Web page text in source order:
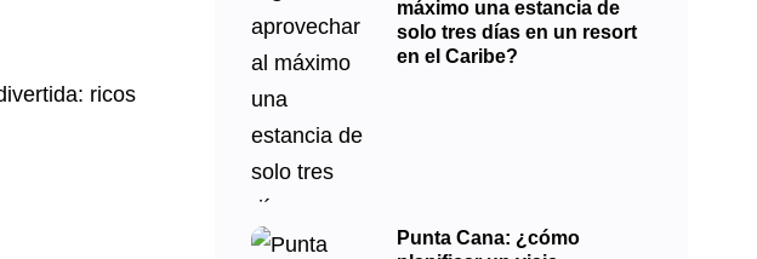
ricos
máximo una estancia de
solo tres días en un resort
en el Caribe?
Punta Cana: ¿cómo